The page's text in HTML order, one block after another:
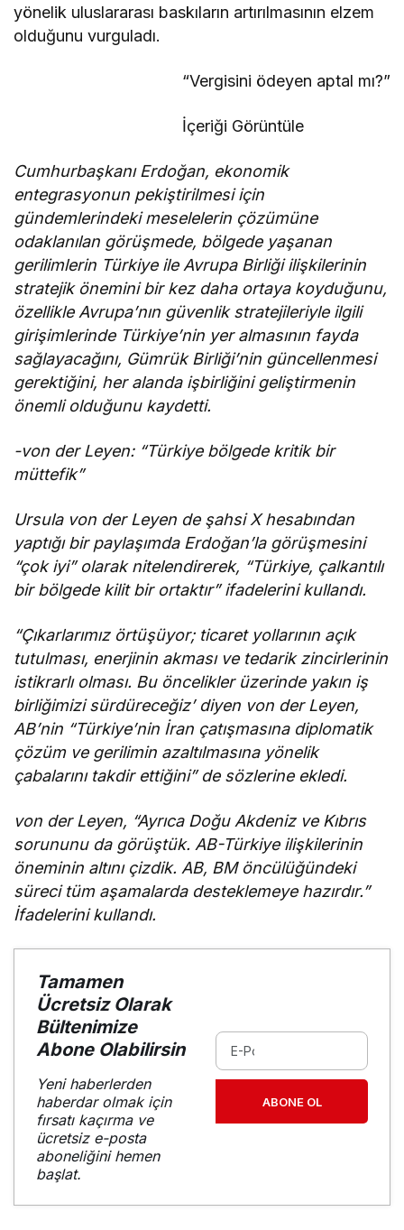
yönelik uluslararası baskıların artırılmasının elzem
olduğunu vurguladı.
“Vergisini ödeyen aptal mı?”
İçeriği Görüntüle
Cumhurbaşkanı Erdoğan, ekonomik
entegrasyonun pekiştirilmesi için
gündemlerindeki meselelerin çözümüne
odaklanılan görüşmede, bölgede yaşanan
gerilimlerin Türkiye ile Avrupa Birliği ilişkilerinin
stratejik önemini bir kez daha ortaya koyduğunu,
özellikle Avrupa’nın güvenlik stratejileriyle ilgili
girişimlerinde Türkiye’nin yer almasının fayda
sağlayacağını, Gümrük Birliği’nin güncellenmesi
gerektiğini, her alanda işbirliğini geliştirmenin
önemli olduğunu kaydetti.
-von der Leyen: “Türkiye bölgede kritik bir
müttefik”
Ursula von der Leyen de şahsi X hesabından
yaptığı bir paylaşımda Erdoğan’la görüşmesini
“çok iyi” olarak nitelendirerek, “Türkiye, çalkantılı
bir bölgede kilit bir ortaktır” ifadelerini kullandı.
“Çıkarlarımız örtüşüyor; ticaret yollarının açık
tutulması, enerjinin akması ve tedarik zincirlerinin
istikrarlı olması. Bu öncelikler üzerinde yakın iş
birliğimizi sürdüreceğiz’ diyen von der Leyen,
AB’nin “Türkiye’nin İran çatışmasına diplomatik
çözüm ve gerilimin azaltılmasına yönelik
çabalarını takdir ettiğini” de sözlerine ekledi.
von der Leyen, “Ayrıca Doğu Akdeniz ve Kıbrıs
sorununu da görüştük. AB-Türkiye ilişkilerinin
öneminin altını çizdik. AB, BM öncülüğündeki
süreci tüm aşamalarda desteklemeye hazırdır.”
İfadelerini kullandı.
Tamamen
Ücretsiz Olarak
Bültenimize
Abone Olabilirsin
Yeni haberlerden
haberdar olmak için
fırsatı kaçırma ve
ücretsiz e-posta
aboneliğini hemen
başlat.
ABONE OL